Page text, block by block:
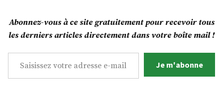
coco »
amande
enrobés
Abonnez-vous à ce site gratuitement pour recevoir tous
les derniers articles directement dans votre boîte mail !
Saisissez votre adresse e-mail…
Je m'abonne